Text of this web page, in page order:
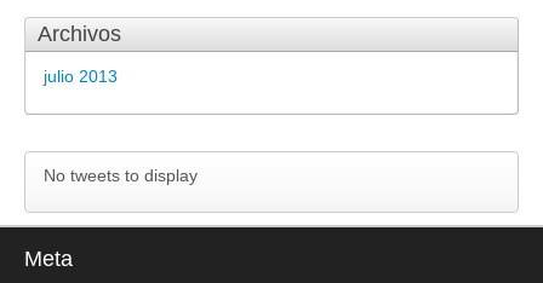
Archivos
julio 2013
No tweets to display
Meta